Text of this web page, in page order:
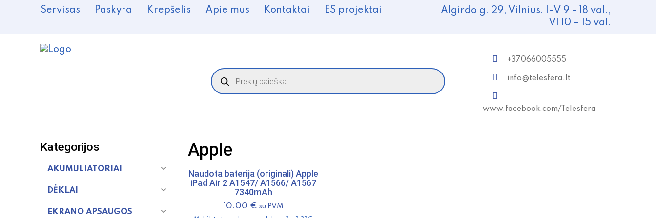
Servisas Paskyra Krepšelis Apie mus Kontaktai ES projektai
Algirdo g. 29, Vilnius. I–V 9 - 18 val.,
VI 10 – 15 val.
Products
search
+37066005555
info@telesfera.lt
www.facebook.com/Telesfera
Kategorijos
AKUMULIATORIAI
DĖKLAI
EKRANO APSAUGOS
Apple
Naudota baterija (originali) Apple
iPad Air 2 A1547/ A1566/ A1567
7340mAh
10.00 € su PVM